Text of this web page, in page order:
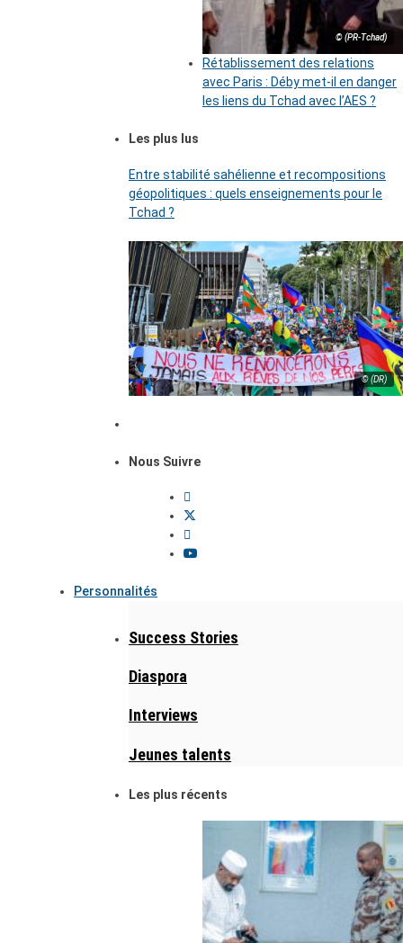
© (PR-Tchad)
Rétablissement des relations
avec Paris : Déby met-il en danger
les liens du Tchad avec l’AES ?
Les plus lus
Entre stabilité sahélienne et recompositions
géopolitiques : quels enseignements pour le
Tchad ?
© (DR)
Nous Suivre
Personnalités
Success Stories
Diaspora
Interviews
Jeunes talents
Les plus récents